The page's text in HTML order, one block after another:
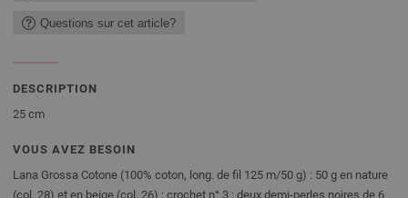
Questions sur cet article?
DESCRIPTION
25 cm
VOUS AVEZ BESOIN
Lana Grossa Cotone (100% coton, long. de fil 125 m/50 g) : 50 g en nature
(col. 28) et en beige (col. 26) ; crochet n° 3 ; deux demi-perles noires de 6